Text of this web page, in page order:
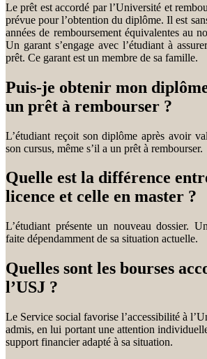
Le prêt est accordé par l’Université et
prévue pour l’obtention du diplôme. Il est
années de remboursement équivalentes au
Un garant s’engage avec l’étudiant à
prêt. Ce garant est un membre de sa famille.
Puis-je obtenir mon
un prêt à rembourser ?
L’étudiant reçoit son diplôme après avoir
son cursus, même s’il a un prêt à rembourser.
Quelle est la différence
licence et celle en master ?
L’étudiant présente un nouveau dossier.
faite dépendamment de sa situation actuelle.
Quelles sont les bourses
l’USJ ?
Le Service social favorise l’accessibilité à
admis, en lui portant une attention
support financier adapté à sa situation.